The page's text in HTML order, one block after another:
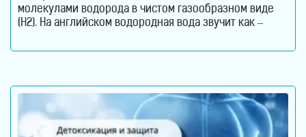
молекулами водорода в чистом газообразном виде
(H2). На английском водородная вода звучит как –
воде молекулы водорода не вступают в химическую